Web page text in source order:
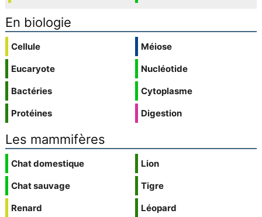
En biologie
Cellule
Eucaryote
Bactéries
Protéines
Méiose
Nucléotide
Cytoplasme
Digestion
Les mammifères
Chat domestique
Chat sauvage
Renard
Lion
Tigre
Léopard